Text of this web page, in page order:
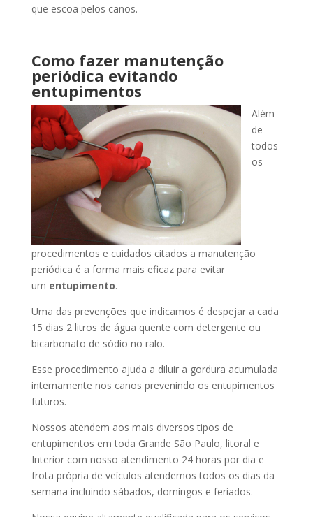
que escoa pelos canos.
Como fazer manutenção
periódica evitando
entupimentos
Além
de
todos
os
procedimentos e cuidados citados a manutenção
periódica é a forma mais eficaz para evitar
um entupimento.
Uma das prevenções que indicamos é despejar a cada
15 dias 2 litros de água quente com detergente ou
bicarbonato de sódio no ralo.
Esse procedimento ajuda a diluir a gordura acumulada
internamente nos canos prevenindo os entupimentos
futuros.
Nossos atendem aos mais diversos tipos de
entupimentos em toda Grande São Paulo, litoral e
Interior com nosso atendimento 24 horas por dia e
frota própria de veículos atendemos todos os dias da
semana incluindo sábados, domingos e feriados.